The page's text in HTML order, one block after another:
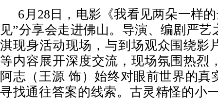
6月28日，电影《我看见两朵一样
见”分享会走进佛山。导演、编剧严
淇现身活动现场，与到场观众围绕影
等内容展开深度交流，现场氛围热烈
阿志（王源 饰）始终对眼前世界的真
寻找通往答案的线索。古灵精怪的小